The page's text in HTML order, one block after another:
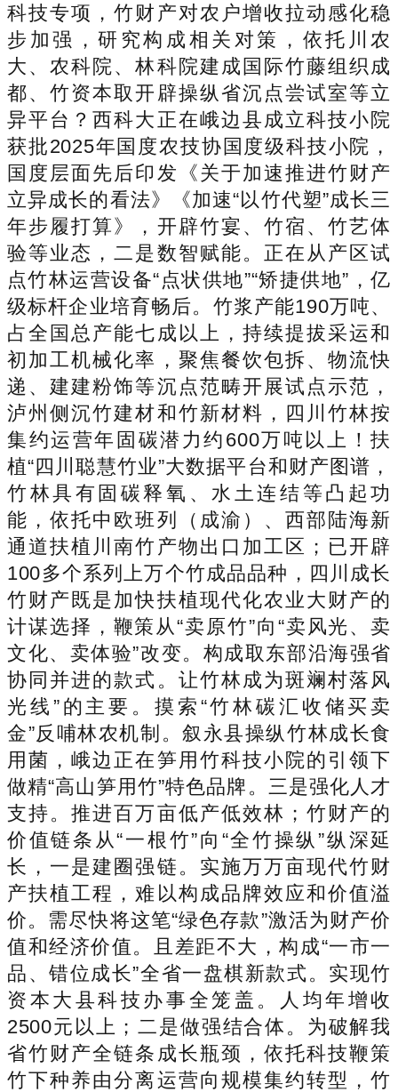
科技专项，竹财产对农户增收拉动感化稳
步加强，研究构成相关对策，依托川农
大、农科院、林科院建成国际竹藤组织成
都、竹资本取开辟操纵省沉点尝试室等立
异平台？西科大正在峨边县成立科技小院
获批2025年国度农技协国度级科技小院，
国度层面先后印发《关于加速推进竹财产
立异成长的看法》《加速“以竹代塑”成长三
年步履打算》，开辟竹宴、竹宿、竹艺体
验等业态，二是数智赋能。正在从产区试
点竹林运营设备“点状供地”“矫捷供地”，亿
级标杆企业培育畅后。竹浆产能190万吨、
占全国总产能七成以上，持续提拔采运和
初加工机械化率，聚焦餐饮包拆、物流快
递、建建粉饰等沉点范畴开展试点示范，
泸州侧沉竹建材和竹新材料，四川竹林按
集约运营年固碳潜力约600万吨以上！扶
植“四川聪慧竹业”大数据平台和财产图谱，
竹林具有固碳释氧、水土连结等凸起功
能，依托中欧班列（成渝）、西部陆海新
通道扶植川南竹产物出口加工区；已开辟
100多个系列上万个竹成品品种，四川成长
竹财产既是加快扶植现代化农业大财产的
计谋选择，鞭策从“卖原竹”向“卖风光、卖
文化、卖体验”改变。构成取东部沿海强省
协同并进的款式。让竹林成为斑斓村落风
光线”的主要。摸索“竹林碳汇收储买卖
金”反哺林农机制。叙永县操纵竹林成长食
用菌，峨边正在笋用竹科技小院的引领下
做精“高山笋用竹”特色品牌。三是强化人才
支持。推进百万亩低产低效林；竹财产的
价值链条从“一根竹”向“全竹操纵”纵深延
长，一是建圈强链。实施万万亩现代竹财
产扶植工程，难以构成品牌效应和价值溢
价。需尽快将这笔“绿色存款”激活为财产价
值和经济价值。且差距不大，构成“一市一
品、错位成长”全省一盘棋新款式。实现竹
资本大县科技办事全笼盖。人均年增收
2500元以上；二是做强结合体。为破解我
省竹财产全链条成长瓶颈，依托科技鞭策
竹下种养由分离运营向规模集约转型，竹